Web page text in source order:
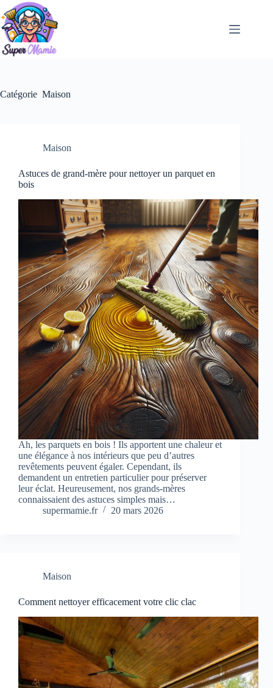
Passer
au
contenu
Catégorie Maison
Maison
Astuces de grand-mère pour nettoyer un parquet en
bois
Ah, les parquets en bois ! Ils apportent une chaleur et
une élégance à nos intérieurs que peu d’autres
revêtements peuvent égaler. Cependant, ils
demandent un entretien particulier pour préserver
leur éclat. Heureusement, nos grands-mères
connaissaient des astuces simples mais…
supermamie.fr
20 mars 2026
Maison
Comment nettoyer efficacement votre clic clac